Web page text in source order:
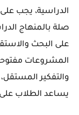
الدراسية، يجب
صلة بالمنهاج
على البحث
المشروعات
والتفكير
يساعد الطلاب على